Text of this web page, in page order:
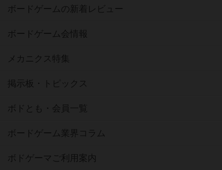
ボードゲームの新着レビュー
ボードゲーム会情報
メカニクス特集
掲示板・トピックス
ボドとも・会員一覧
ボードゲーム業界コラム
ボドゲーマご利用案内